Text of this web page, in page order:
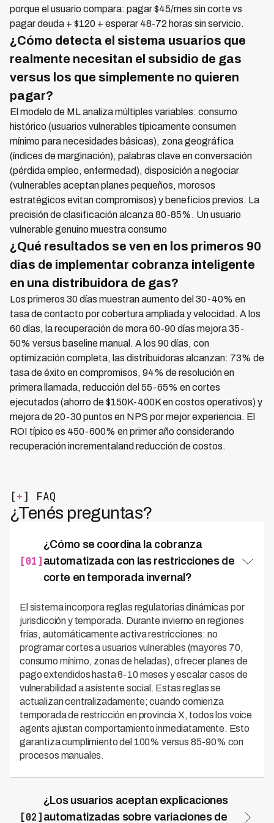
porque el usuario compara: pagar $45/mes sin corte vs
pagar deuda + $120 + esperar 48-72 horas sin servicio.
¿Cómo detecta el sistema usuarios que
realmente necesitan el subsidio de gas
versus los que simplemente no quieren
pagar?
El modelo de ML analiza múltiples variables: consumo
histórico (usuarios vulnerables típicamente consumen
mínimo para necesidades básicas), zona geográfica
(índices de marginación), palabras clave en conversación
(pérdida empleo, enfermedad), disposición a negociar
(vulnerables aceptan planes pequeños, morosos
estratégicos evitan compromisos) y beneficios previos. La
precisión de clasificación alcanza 80-85%. Un usuario
vulnerable genuino muestra consumo
¿Qué resultados se ven en los primeros 90
días de implementar cobranza inteligente
en una distribuidora de gas?
Los primeros 30 días muestran aumento del 30-40% en
tasa de contacto por cobertura ampliada y velocidad. A los
60 días, la recuperación de mora 60-90 días mejora 35-
50% versus baseline manual. A los 90 días, con
optimización completa, las distribuidoras alcanzan: 73% de
tasa de éxito en compromisos, 94% de resolución en
primera llamada, reducción del 55-65% en cortes
ejecutados (ahorro de $150K-400K en costos operativos) y
mejora de 20-30 puntos en NPS por mejor experiencia. El
ROI típico es 450-600% en primer año considerando
recuperación incrementaland reducción de costos.
[+] FAQ
¿Tenés preguntas?
[01]
¿Cómo se coordina la cobranza
automatizada con las restricciones de
corte en temporada invernal?
El sistema incorpora reglas regulatorias dinámicas por
jurisdicción y temporada. Durante invierno en regiones
frías, automáticamente activa restricciones: no
programar cortes a usuarios vulnerables (mayores 70,
consumo mínimo, zonas de heladas), ofrecer planes de
pago extendidos hasta 8-10 meses y escalar casos de
vulnerabilidad a asistente social. Estas reglas se
actualizan centralizadamente; cuando comienza
temporada de restricción en provincia X, todos los voice
agents ajustan comportamiento inmediatamente. Esto
garantiza cumplimiento del 100% versus 85-90% con
procesos manuales.
[02]
¿Los usuarios aceptan explicaciones
automatizadas sobre variaciones de